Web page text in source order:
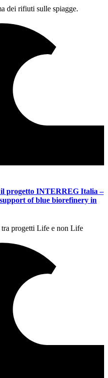
dei rifiuti sulle spiagge.
progetto INTERREG Italia –
of blue biorefinery in
tra progetti Life e non Life